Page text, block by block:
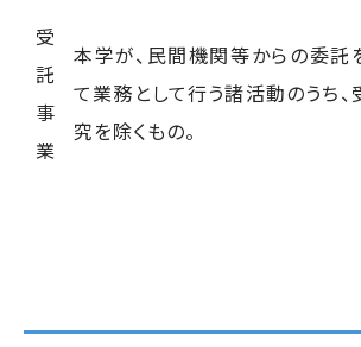
受
託
事
業
本学が、民間機関等からの委託
て業務として行う諸活動のうち、
究を除くもの。